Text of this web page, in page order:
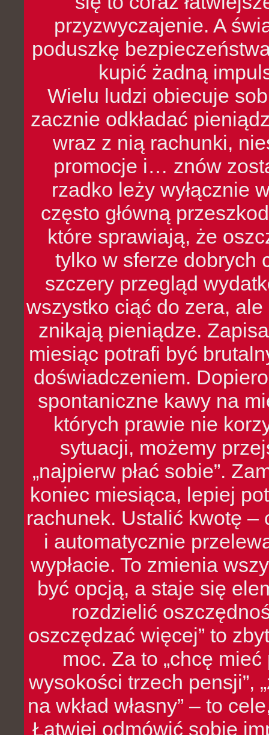
przyzwyczajenie. A
poduszkę
kupić żadną
Wielu ludzi obiecuje
zacznie odkładać
wraz z nią rachunki,
promocje i… znów
rzadko leży wyłącznie
często główną
które sprawiają, że
tylko w sferze dobrych
szczery przegląd
wszystko ciąć do zera,
znikają pieniądze.
miesiąc potrafi być
doświadczeniem.
spontaniczne kawy na
których prawie nie
sytuacji, możemy
„najpierw płać sobie”.
koniec miesiąca, lepiej
rachunek. Ustalić kwotę
i automatycznie
wypłacie. To zmienia
być opcją, a staje się
rozdzielić
oszczędzać więcej” to
moc. Za to „chcę
wysokości trzech pensji”,
na wkład własny” – to
Łatwiej odmówić sobie